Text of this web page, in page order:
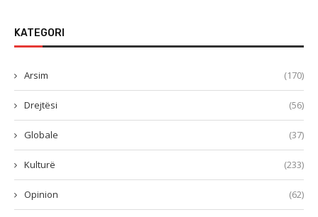
KATEGORI
Arsim (170)
Drejtësi (56)
Globale (37)
Kulturë (233)
Opinion (62)